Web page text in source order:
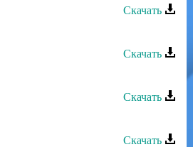
Скачать
Скачать
Скачать
Скачать